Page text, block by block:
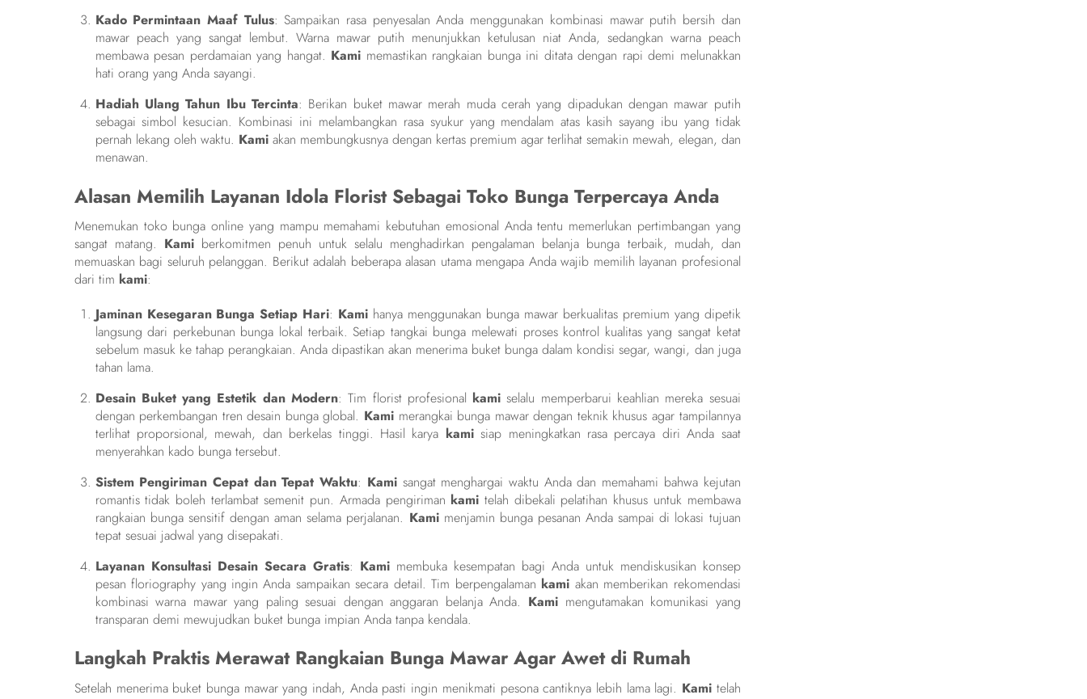
Kado Permintaan Maaf Tulus: Sampaikan rasa penyesalan Anda menggunakan kombinasi mawar putih bersih dan
mawar peach yang sangat lembut. Warna mawar putih menunjukkan ketulusan niat Anda, sedangkan warna peach
membawa pesan perdamaian yang hangat. Kami memastikan rangkaian bunga ini ditata dengan rapi demi melunakkan
hati orang yang Anda sayangi.
Hadiah Ulang Tahun Ibu Tercinta: Berikan buket mawar merah muda cerah yang dipadukan dengan mawar putih
sebagai simbol kesucian. Kombinasi ini melambangkan rasa syukur yang mendalam atas kasih sayang ibu yang tidak
pernah lekang oleh waktu. Kamiakan membungkusnya dengan kertas premium agar terlihat semakin mewah, elegan, dan
menawan.
Alasan Memilih Layanan Idola Florist Sebagai Toko Bunga Terpercaya Anda
Menemukan toko bunga online yang mampu memahami kebutuhan emosional Anda tentu memerlukan pertimbangan yang
sangat matang. Kami berkomitmen penuh untuk selalu menghadirkan pengalaman belanja bunga terbaik, mudah, dan
memuaskan bagi seluruh pelanggan. Berikut adalah beberapa alasan utama mengapa Anda wajib memilih layanan profesional
dari tim kami:
Jaminan Kesegaran Bunga Setiap Hari: Kami hanya menggunakan bunga mawar berkualitas premium yang dipetik
langsung dari perkebunan bunga lokal terbaik. Setiap tangkai bunga melewati proses kontrol kualitas yang sangat ketat
sebelum masuk ke tahap perangkaian. Anda dipastikan akan menerima buket bunga dalam kondisi segar, wangi, dan juga
tahan lama.
Desain Buket yang Estetik dan Modern: Tim florist profesional kami selalu memperbarui keahlian mereka sesuai
dengan perkembangan tren desain bunga global. Kami merangkai bunga mawar dengan teknik khusus agar tampilannya
terlihat proporsional, mewah, dan berkelas tinggi. Hasil karya kamisiap meningkatkan rasa percaya diri Anda saat
menyerahkan kado bunga tersebut.
Sistem Pengiriman Cepat dan Tepat Waktu: Kamisangat menghargai waktu Anda dan memahami bahwa kejutan
romantis tidak boleh terlambat semenit pun. Armada pengiriman kami telah dibekali pelatihan khusus untuk membawa
rangkaian bunga sensitif dengan aman selama perjalanan. Kamimenjamin bunga pesanan Anda sampai di lokasi tujuan
tepat sesuai jadwal yang disepakati.
Layanan Konsultasi Desain Secara Gratis: Kamimembuka kesempatan bagi Anda untuk mendiskusikan konsep
pesan floriography yang ingin Anda sampaikan secara detail. Tim berpengalaman kami akan memberikan rekomendasi
kombinasi warna mawar yang paling sesuai dengan anggaran belanja Anda. Kamimengutamakan komunikasi yang
transparan demi mewujudkan buket bunga impian Anda tanpa kendala.
Langkah Praktis Merawat Rangkaian Bunga Mawar Agar Awet di Rumah
Setelah menerima buket bunga mawar yang indah, Anda pasti ingin menikmati pesona cantiknya lebih lama lagi. Kamitelah